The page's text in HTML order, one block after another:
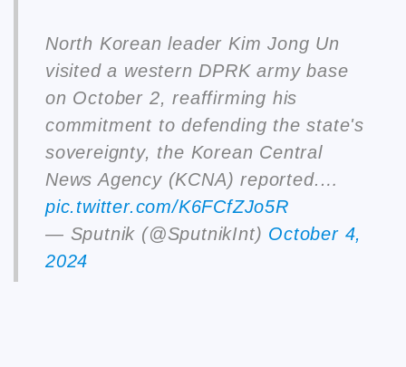
North Korean leader Kim Jong Un
visited a western DPRK army base
on October 2, reaffirming his
commitment to defending the state's
sovereignty, the Korean Central
News Agency (KCNA) reported.…
pic.twitter.com/K6FCfZJo5R
— Sputnik (@SputnikInt) October 4,
2024